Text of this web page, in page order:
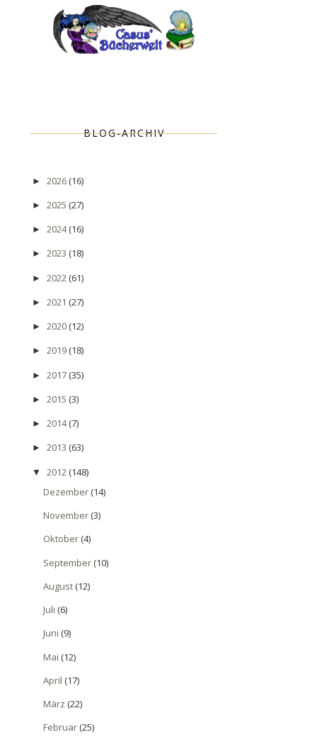
BLOG-ARCHIV
► 2026(16)
► 2025 (27)
► 2024(16)
► 2023 (18)
► 2022(61)
► 2021 (27)
► 2020(12)
► 2019(18)
► 2017(35)
► 2015 (3)
► 2014(7)
► 2013 (63)
▼ 2012(148)
Dezember(14)
November(3)
Oktober(4)
September(10)
August(12)
Juli (6)
Juni (9)
Mai (12)
April (17)
März (22)
Februar(25)